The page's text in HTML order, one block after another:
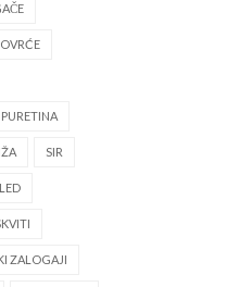
PURETINA
SIR
ZALOGAJI